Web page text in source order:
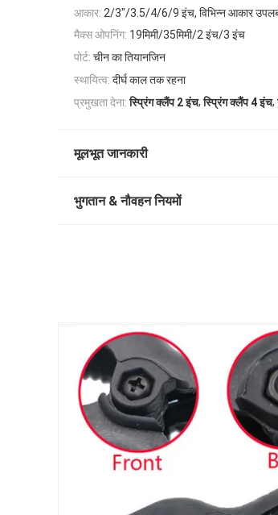
आकार: 2/3"/3.5/4/6/9 इंच, विभिन्न आकार
मैक्स ओपनिंग: 19मिमी/35मिमी/2 इंच/3 इंच
पोर्ट: चीन का तियानजिन
स्थायित्व: दीर्घ काल तक रहना
प्रमुखता देना: स्प्रिंग क्लैंप 2 इंच,स्प्रिंग क्लैंप 4 इंच,
मूलभूत जानकारी
भुगतान & नौवहन नियमों